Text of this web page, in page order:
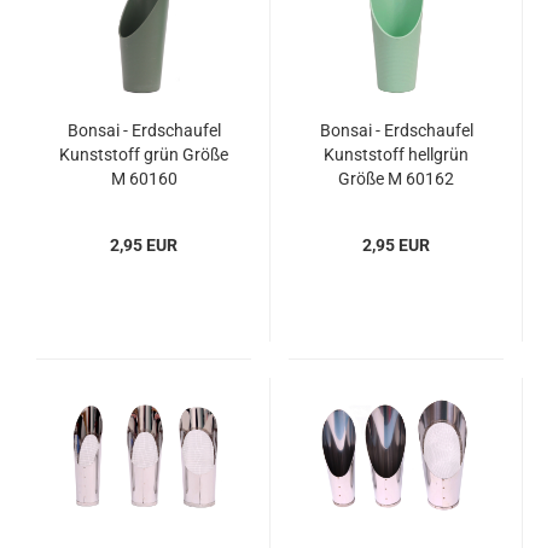
Bonsai - Erdschaufel
Kunststoff grün Größe
M 60160
2,95 EUR
Bonsai - Erdschaufel
Kunststoff hellgrün
Größe M 60162
2,95 EUR